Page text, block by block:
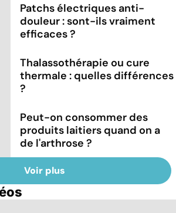
Patchs électriques anti-
douleur : sont-ils vraiment
efficaces ?
Thalassothérapie ou cure
thermale : quelles différences
?
Peut-on consommer des
produits laitiers quand on a
de l'arthrose ?
Voir plus